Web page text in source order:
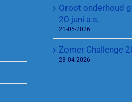
Groot onderhoud
20 juni a.s.
21-05-2026
Zomer Challenge
23-04-2026